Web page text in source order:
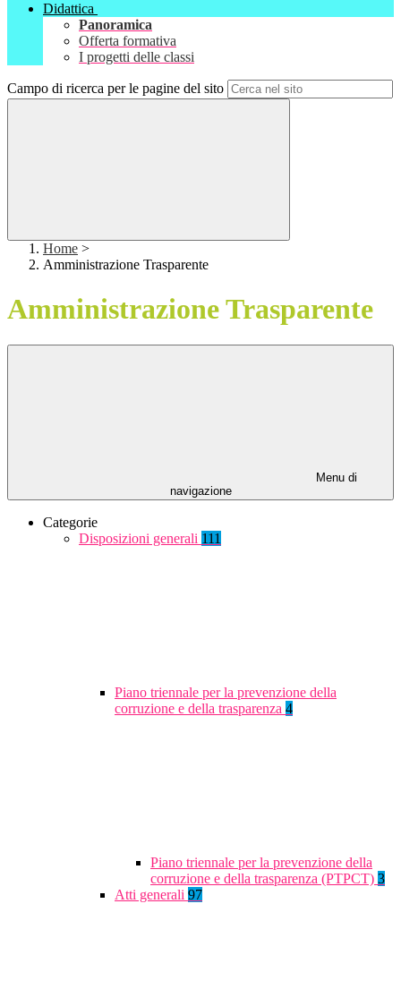
Didattica
Panoramica
Offerta formativa
I progetti delle classi
Campo di ricerca per le pagine del sito
Home >
Amministrazione Trasparente
Amministrazione Trasparente
Menu di
navigazione
Categorie
Disposizioni generali 111
Piano triennale per la prevenzione della
corruzione e della trasparenza 4
Piano triennale per la prevenzione della
corruzione e della trasparenza (PTPCT) 3
Atti generali 97